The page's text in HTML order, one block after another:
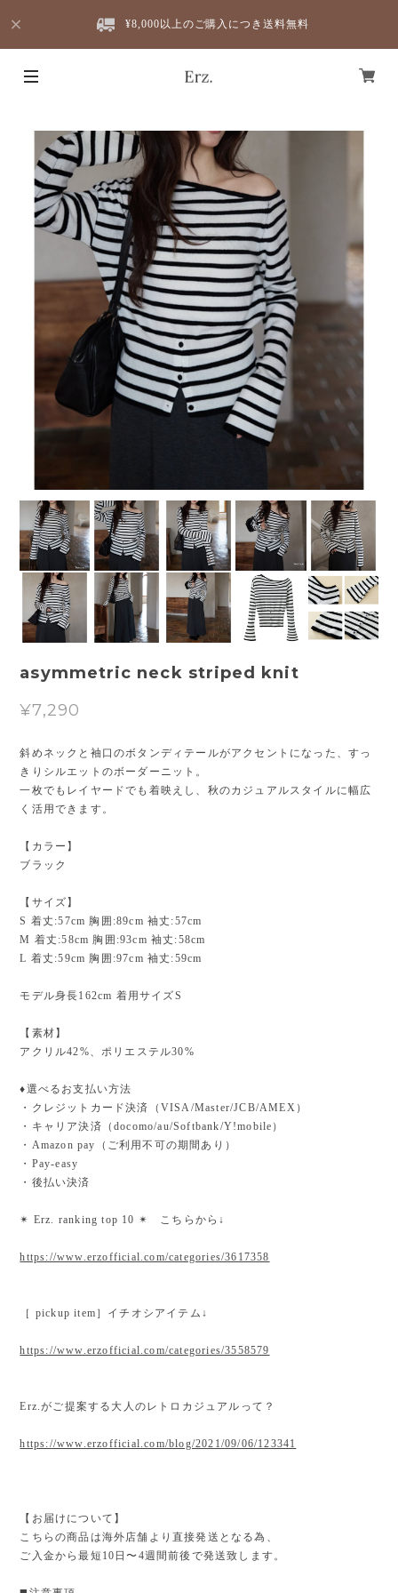
¥8,000以上のご購入につき送料無料
asymmetric neck striped knit
¥7,290
斜めネックと袖口のボタンディテールがアクセントになった、すっ
きりシルエットのボーダーニット。
一枚でもレイヤードでも着映えし、秋のカジュアルスタイルに幅広
く活用できます。
【カラー】
ブラック
【サイズ】
S 着丈:57cm 胸囲:89cm 袖丈:57cm
M 着丈:58cm 胸囲:93cm 袖丈:58cm
L 着丈:59cm 胸囲:97cm 袖丈:59cm
モデル身長162cm 着用サイズS
【素材】
アクリル42%、ポリエステル30%
♦︎選べるお支払い方法
・クレジットカード決済（VISA/Master/JCB/AMEX）
・キャリア決済（docomo/au/Softbank/Y!mobile）
・Amazon pay（ご利用不可の期間あり）
・Pay-easy
・後払い決済
✴︎ Erz. ranking top 10 ✴︎ こちらから↓
https://www.erzofficial.com/categories/3617358
［ pickup item］イチオシアイテム↓
https://www.erzofficial.com/categories/3558579
Erz.がご提案する大人のレトロカジュアルって？
https://www.erzofficial.com/blog/2021/09/06/123341
【お届けについて】
こちらの商品は海外店舗より直接発送となる為、
ご入金から最短10日〜4週間前後で発送致します。